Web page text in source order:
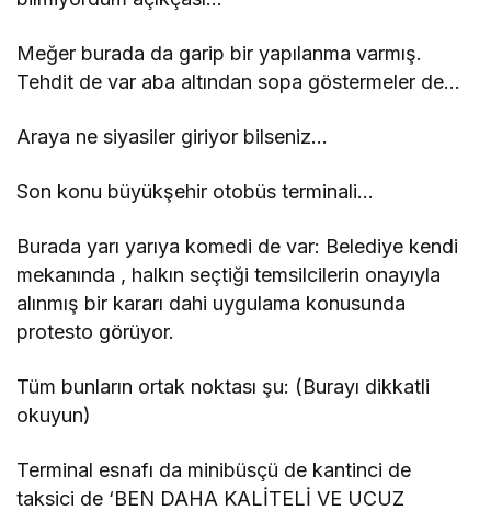
Meğer burada da garip bir yapılanma varmış.
Tehdit de var aba altından sopa göstermeler de…
Araya ne siyasiler giriyor bilseniz…
Son konu büyükşehir otobüs terminali…
Burada yarı yarıya komedi de var: Belediye kendi
mekanında , halkın seçtiği temsilcilerin onayıyla
alınmış bir kararı dahi uygulama konusunda
protesto görüyor.
Tüm bunların ortak noktası şu: (Burayı dikkatli
okuyun)
Terminal esnafı da minibüsçü de kantinci de
taksici de ‘BEN DAHA KALİTELİ VE UCUZ